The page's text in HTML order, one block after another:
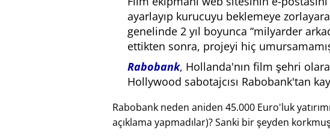
ayarlayıp kurucuyu beklemeye
genelinde 2 yıl boyunca milyarder
ettikten sonra, projeyi hiç
Rabobank, Hollanda'nın film şehri
Hollywood sabotajcısı Rabobank'tan
Rabobank neden aniden 45.000 Euro'luk
açıklama yapmadılar)? Sanki bir şeyden